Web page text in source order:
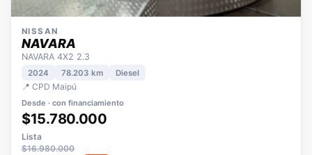
NISSAN
NAVARA
NAVARA 4X2 2.3
2024 78.203 km
📍 CPD Maipú
Desde · con financiamiento
$15.780.000
Lista